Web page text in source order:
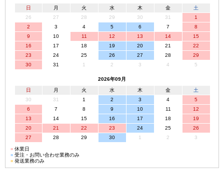
日
月 火 水 木 金
土
26
27 28 29 30 31
1
2
3 4 5 6 7
8
9
10 11 12 13 14
15
16
17 18 19 20 21
22
23
24 25 26 27 28
29
30
31 1 2 3 4 5
2026年09月
日
月 火 水 木 金
土
30
31 1 2 3 4
5
6
7 8 9 10 11
12
13
14 15 16 17 18
19
20
21 22 23 24 25
26
27
28 29 30 1 2 3
■ 休業日
■ 受注・お問い合わせ業務のみ
■ 発送業務のみ